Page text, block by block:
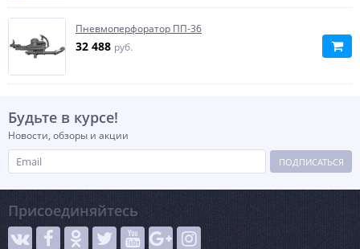
Пневмоперфоратор ПП-36
32 488 руб.
Будьте в курсе!
Новости, обзоры и акции
ПОДПИСАТЬСЯ
Присоединяйтесь